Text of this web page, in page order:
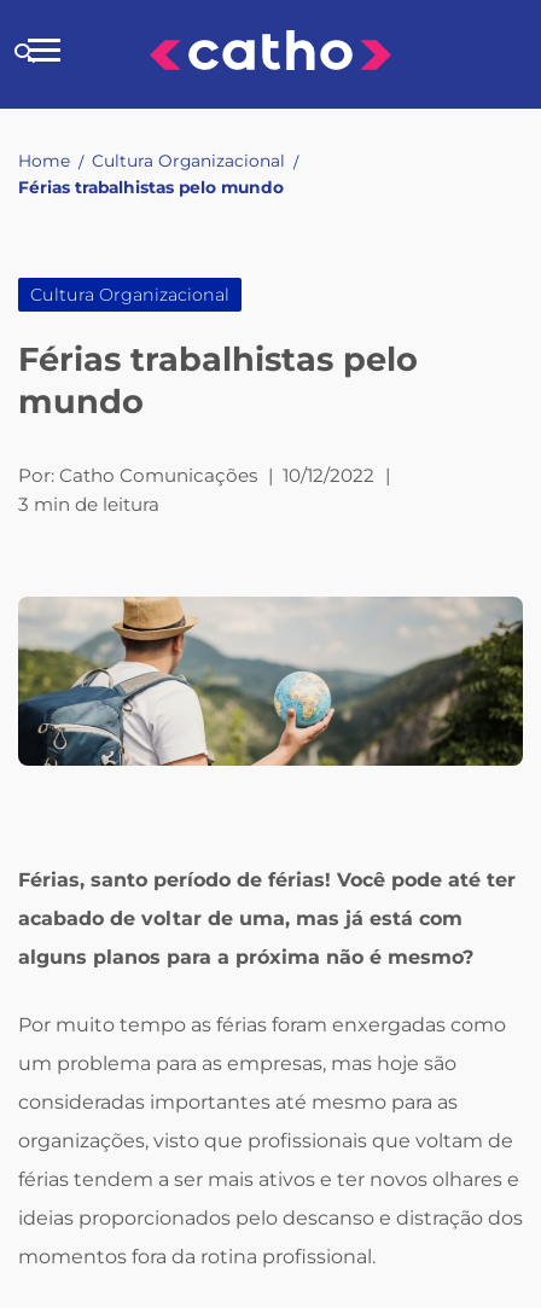
to
Buscar
Home / Cultura Organizacional /
Férias trabalhistas pelo mundo
Cultura Organizacional
Férias trabalhistas pelo
mundo
Por: Catho Comunicações | 10/12/2022 |
3 min de leitura
Férias, santo período de férias! Você pode até ter
acabado de voltar de uma, mas já está com
alguns planos para a próxima não é mesmo?
Por muito tempo as férias foram enxergadas como
um problema para as empresas, mas hoje são
consideradas importantes até mesmo para as
organizações, visto que profissionais que voltam de
férias tendem a ser mais ativos e ter novos olhares e
ideias proporcionados pelo descanso e distração dos
momentos fora da rotina profissional.